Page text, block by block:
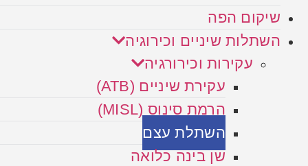
שיקום הפה
השתלות שיניים וכירוגיה
עקירות וכירורגיה
עקירת שיניים (ATB)
הרמת סינוס (MISL)
השתלת עצם
שן בינה כלואה